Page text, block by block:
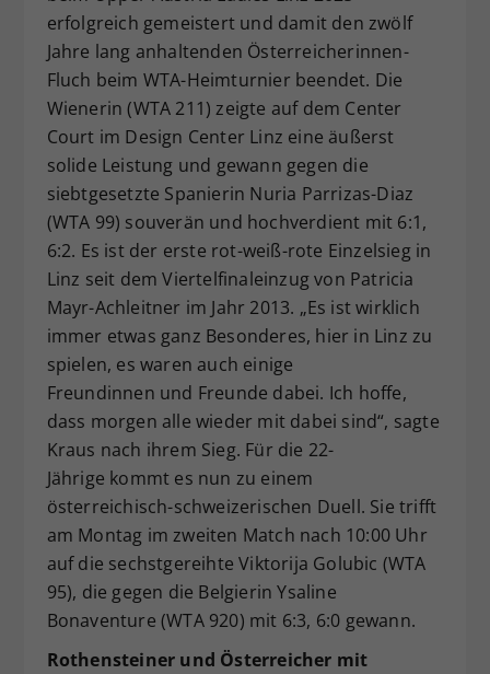
erfolgreich gemeistert und damit den zwölf
Jahre lang anhaltenden Österreicherinnen-
Fluch beim WTA-Heimturnier beendet. Die
Wienerin (WTA 211) zeigte auf dem Center
Court im Design Center Linz eine äußerst
solide Leistung und gewann gegen die
siebtgesetzte Spanierin Nuria Parrizas-Diaz
(WTA 99) souverän und hochverdient mit 6:1,
6:2. Es ist der erste rot-weiß-rote Einzelsieg in
Linz seit dem Viertelfinaleinzug von Patricia
Mayr-Achleitner im Jahr 2013. „Es ist wirklich
immer etwas ganz Besonderes, hier in Linz zu
spielen, es waren auch einige
Freundinnen und Freunde dabei. Ich hoffe,
dass morgen alle wieder mit dabei sind“, sagte
Kraus nach ihrem Sieg. Für die 22-
Jährige kommt es nun zu einem
österreichisch-schweizerischen Duell. Sie trifft
am Montag im zweiten Match nach 10:00 Uhr
auf die sechstgereihte Viktorija Golubic (WTA
95), die gegen die Belgierin Ysaline
Bonaventure (WTA 920) mit 6:3, 6:0 gewann.
Rothensteiner und Österreicher mit
Zweck
Dieser Wert speichert Ihre Consent-
Einstellungen. Unter anderem eine
zufällig generierte ID, für die
historische Speicherung Ihrer
vorgenommen Einstellungen, falls der
Webseiten-Betreiber dies eingestellt
hat.